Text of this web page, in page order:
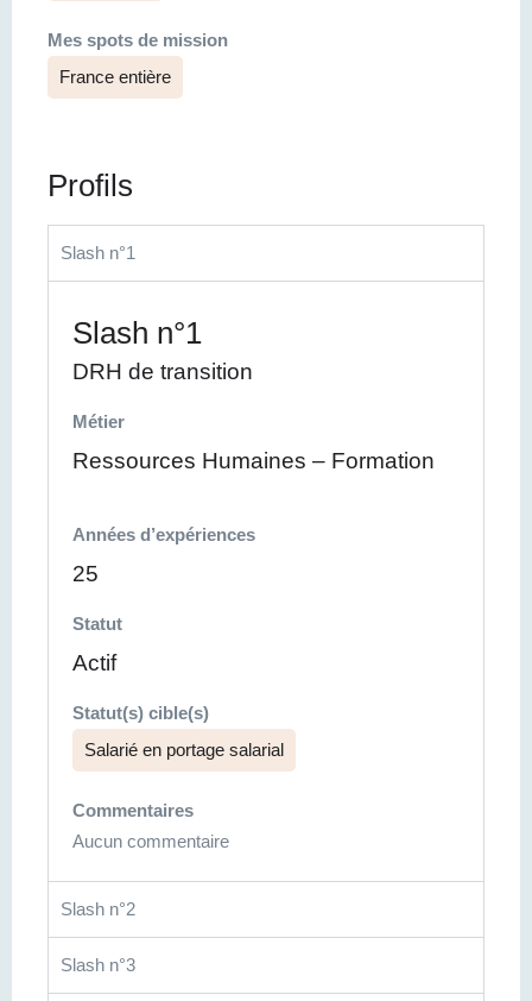
Mes spots de mission
France entière
Profils
Slash n°1
Slash n°1
DRH de transition
Métier
Ressources Humaines – Formation
Années d’expériences
25
Statut
Actif
Statut(s) cible(s)
Salarié en portage salarial
Commentaires
Aucun commentaire
Slash n°2
Slash n°3